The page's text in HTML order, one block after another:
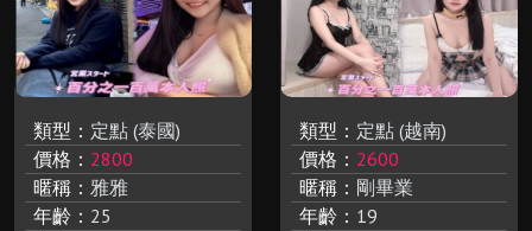
類型： 定點 (泰國)
價格： 2800
暱稱： 雅雅
年齡： 25
類型： 定點 (越南)
價格： 2600
暱稱： 剛畢業
年齡： 19